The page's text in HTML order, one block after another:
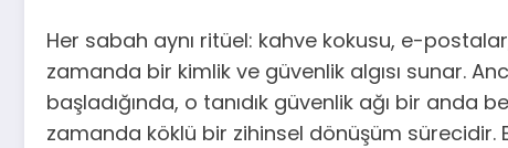
Her sabah aynı ritüel: kahve kokusu, e-
zamanda bir kimlik ve güvenlik algısı sunar.
başladığında, o tanıdık güvenlik ağı bir anda
zamanda köklü bir zihinsel dönüşüm